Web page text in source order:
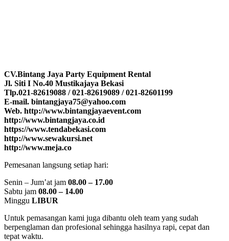
CV.Bintang Jaya Party Equipment Rental
Jl. Siti I No.40 Mustikajaya Bekasi
Tlp.021-82619088 / 021-82619089 / 021-82601199
E-mail. bintangjaya75@yahoo.com
Web. http://www.bintangjayaevent.com
http://www.bintangjaya.co.id
https://www.tendabekasi.com
http://www.sewakursi.net
http://www.meja.co
Pemesanan langsung setiap hari:
Senin – Jum’at jam 08.00 – 17.00
Sabtu jam 08.00 – 14.00
Minggu LIBUR
Untuk pemasangan kami juga dibantu oleh team yang sudah
berpenglaman dan profesional sehingga hasilnya rapi, cepat dan
tepat waktu.